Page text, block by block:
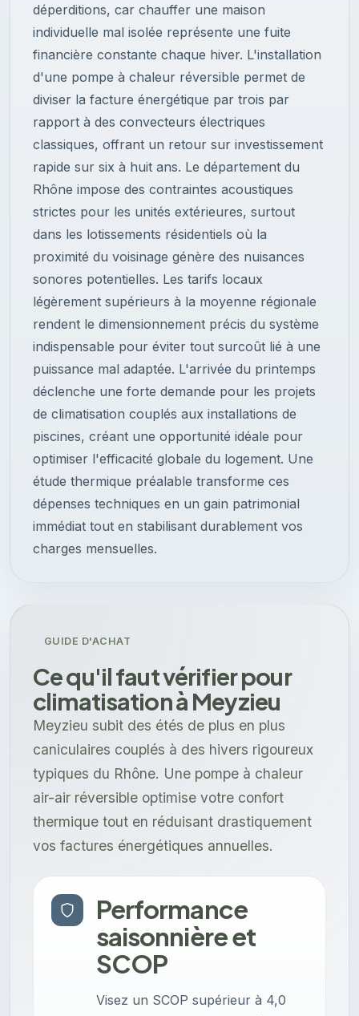
déperditions, car chauffer une maison
individuelle mal isolée représente une fuite
financière constante chaque hiver. L'installation
d'une pompe à chaleur réversible permet de
diviser la facture énergétique par trois par
rapport à des convecteurs électriques
classiques, offrant un retour sur investissement
rapide sur six à huit ans. Le département du
Rhône impose des contraintes acoustiques
strictes pour les unités extérieures, surtout
dans les lotissements résidentiels où la
proximité du voisinage génère des nuisances
sonores potentielles. Les tarifs locaux
légèrement supérieurs à la moyenne régionale
rendent le dimensionnement précis du système
indispensable pour éviter tout surcoût lié à une
puissance mal adaptée. L'arrivée du printemps
déclenche une forte demande pour les projets
de climatisation couplés aux installations de
piscines, créant une opportunité idéale pour
optimiser l'efficacité globale du logement. Une
étude thermique préalable transforme ces
dépenses techniques en un gain patrimonial
immédiat tout en stabilisant durablement vos
charges mensuelles.
GUIDE D'ACHAT
Ce qu'il faut vérifier pour
climatisation à Meyzieu
Meyzieu subit des étés de plus en plus
caniculaires couplés à des hivers rigoureux
typiques du Rhône. Une pompe à chaleur
air-air réversible optimise votre confort
thermique tout en réduisant drastiquement
vos factures énergétiques annuelles.
Performance
saisonnière et
SCOP
Visez un SCOP supérieur à 4,0